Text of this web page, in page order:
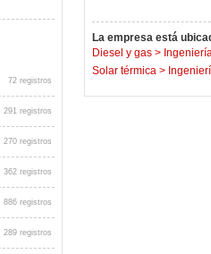
72 registros
291 registros
270 registros
362 registros
886 registros
289 registros
La empresa está
Diesel y gas >
Solar térmica >